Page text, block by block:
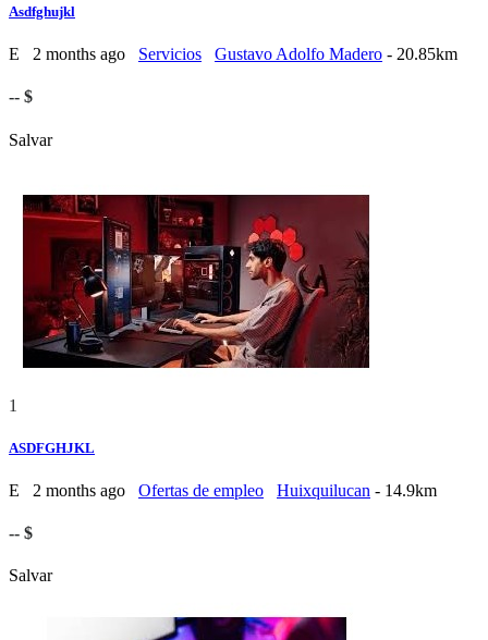
Asdfghujkl
E 2 months ago Servicios Gustavo Adolfo Madero - 20.85km
-- $
Salvar
1
ASDFGHJKL
E 2 months ago Ofertas de empleo Huixquilucan - 14.9km
-- $
Salvar